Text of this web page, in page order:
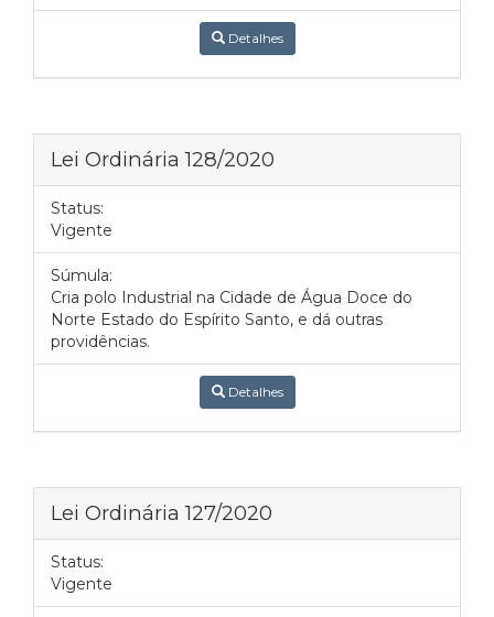
Detalhes
Lei Ordinária 128/2020
Status:
Vigente
Súmula:
Cria polo Industrial na Cidade de Água Doce do
Norte Estado do Espírito Santo, e dá outras
providências.
Detalhes
Lei Ordinária 127/2020
Status:
Vigente